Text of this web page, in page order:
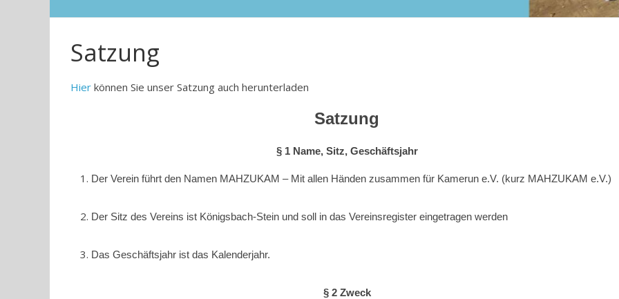
Satzung
Hier können Sie unser Satzung auch herunterladen
Satzung
§ 1 Name, Sitz, Geschäftsjahr
Der Verein führt den Namen MAHZUKAM – Mit allen Händen zusammen für Kamerun e.V. (kurz MAHZUKAM e.V.)
Der Sitz des Vereins ist Königsbach-Stein und soll in das Vereinsregister eingetragen werden
Das Geschäftsjahr ist das Kalenderjahr.
§ 2 Zweck